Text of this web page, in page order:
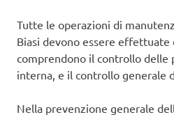
Tutte le operazioni di
Biasi devono essere effettuate
comprendono il controllo delle
interna, e il controllo generale
Nella prevenzione generale